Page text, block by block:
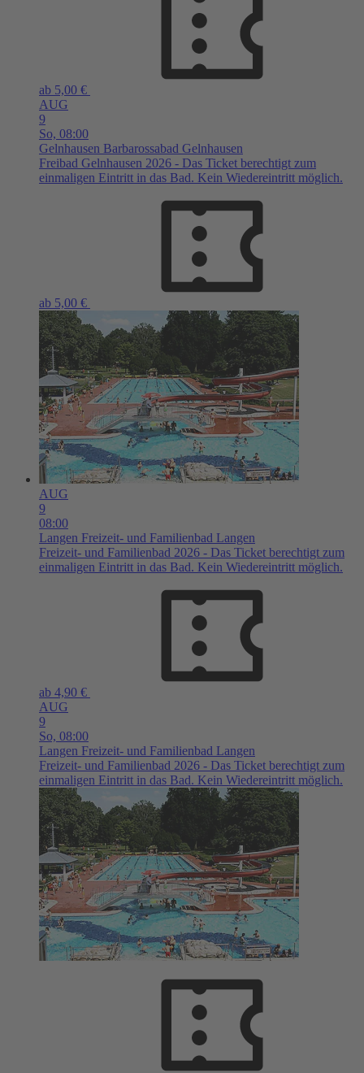
ab 5,00 €
AUG
9
So, 08:00
Gelnhausen Barbarossabad Gelnhausen
Freibad Gelnhausen 2026 - Das Ticket berechtigt zum
einmaligen Eintritt in das Bad. Kein Wiedereintritt möglich.
ab 5,00 €
AUG
9
08:00
Langen Freizeit- und Familienbad Langen
Freizeit- und Familienbad 2026 - Das Ticket berechtigt zum
einmaligen Eintritt in das Bad. Kein Wiedereintritt möglich.
ab 4,90 €
AUG
9
So, 08:00
Langen Freizeit- und Familienbad Langen
Freizeit- und Familienbad 2026 - Das Ticket berechtigt zum
einmaligen Eintritt in das Bad. Kein Wiedereintritt möglich.